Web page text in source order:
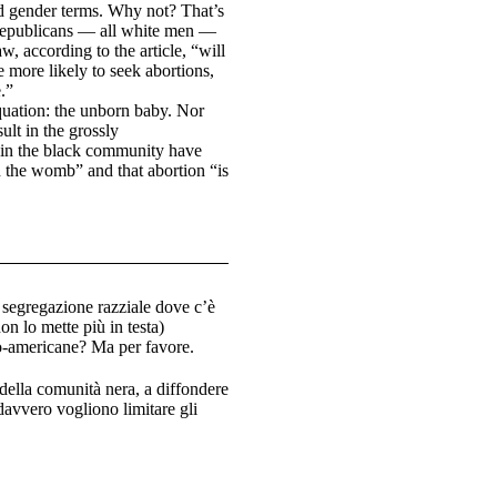
terms. Why not? That’s
— all white men —
according to the article, “will
more likely to seek abortions,
the unborn baby. Nor
in the grossly
the black community have
womb” and that abortion “is
razziale dove c’è
lo mette più in testa)
Ma per favore.
comunità nera, a diffondere
vogliono limitare gli